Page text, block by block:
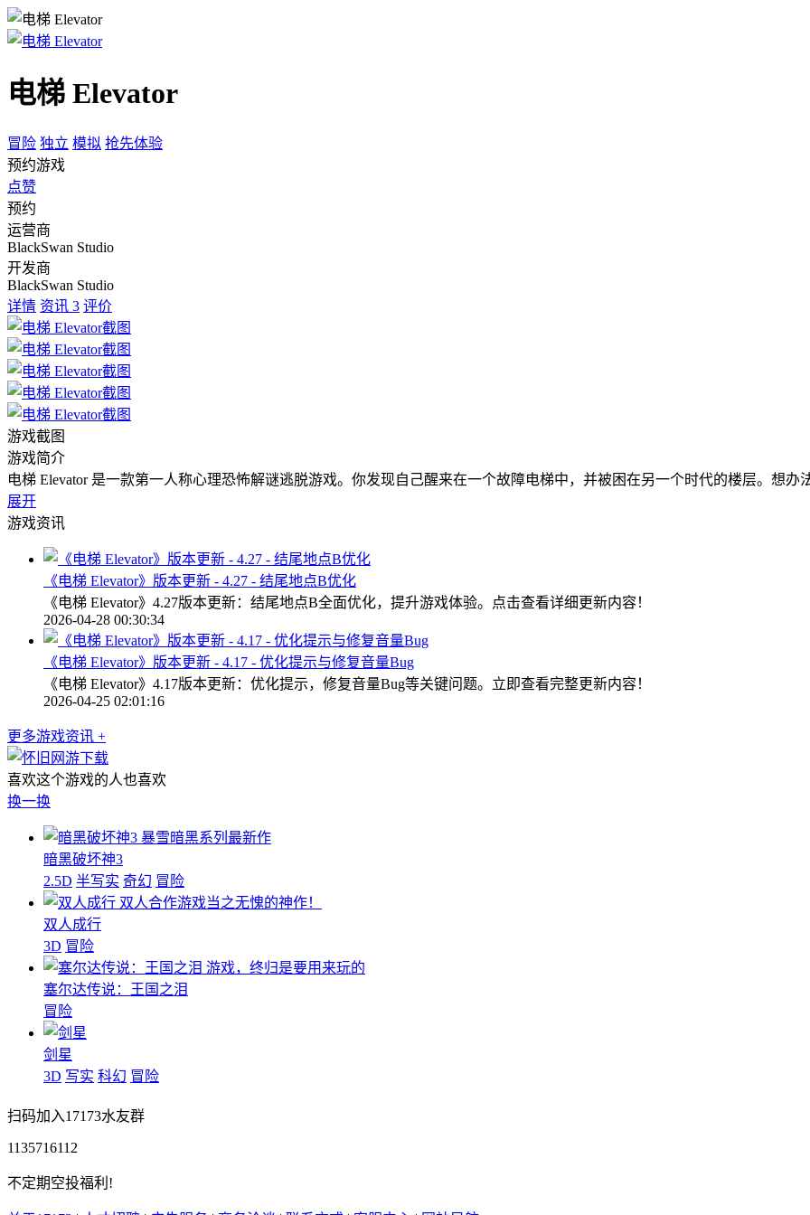
电梯 Elevator
冒险 独立 模拟 抢先体验
预约游戏
点赞
预约
运营商
BlackSwan Studio
开发商
BlackSwan Studio
详情 资讯 3 评价
游戏截图
游戏简介
电梯 Elevator 是一款第一人称心理恐怖解谜逃脱游戏。你发现自己醒来在一个故障电梯中，并被困在另一个时代的楼层。想办
展开
游戏资讯
《电梯 Elevator》版本更新 - 4.27 - 结尾地点B优化
《电梯 Elevator》4.27版本更新：结尾地点B全面优化，提升游戏体验。点击查看详细更新内容！
2026-04-28 00:30:34
《电梯 Elevator》版本更新 - 4.17 - 优化提示与修复音量Bug
《电梯 Elevator》4.17版本更新：优化提示，修复音量Bug等关键问题。立即查看完整更新内容！
2026-04-25 02:01:16
更多游戏资讯 +
喜欢这个游戏的人也喜欢
换一换
暴雪暗黑系列最新作
暗黑破坏神3
2.5D 半写实 奇幻 冒险
双人合作游戏当之无愧的神作！
双人成行
3D 冒险
游戏，终归是要用来玩的
塞尔达传说：王国之泪
冒险
剑星
3D 写实 科幻 冒险
扫码加入17173水友群
1135716112
不定期空投福利!